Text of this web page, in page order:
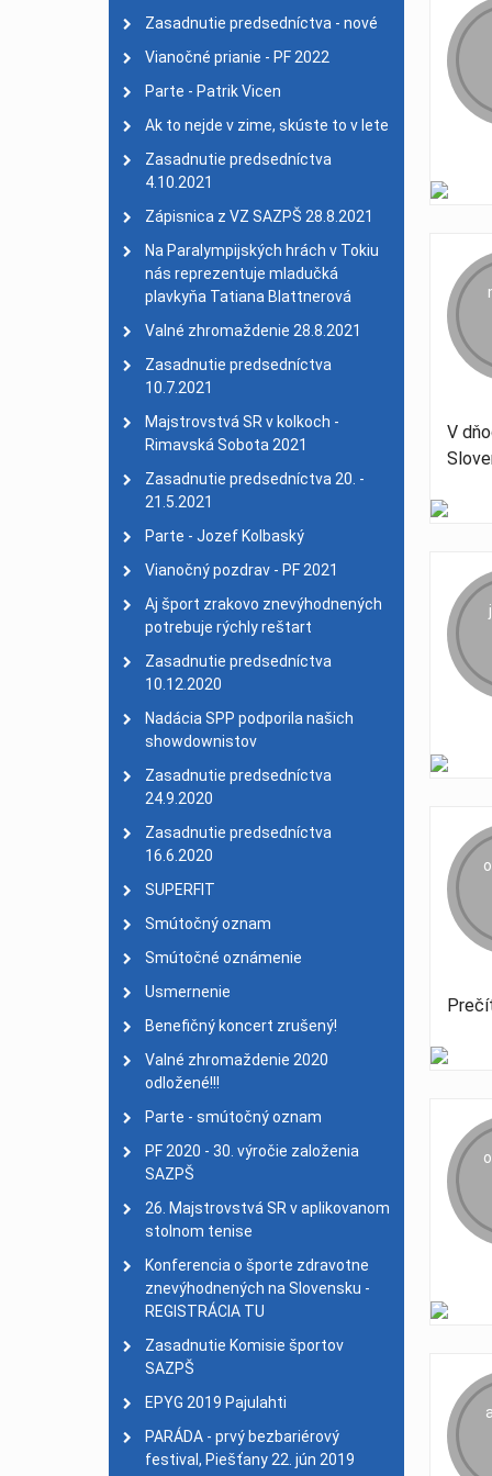
Na Paralympijských
2021
Valné zhromaždenie
Zasadnutie
Parte - Jozef Kolbaský
Aj šport zrakovo
Zasadnutie
Nadácia SPP podporila
Zasadnutie
SUPERFIT
| 22. máj
| 18.
Smútočné oznámenie
| 25. marec
Valné zhromaždenie
Parte - smútočný
PF 2020 - 30. výročie
26. Majstrovstvá SR v
Konferencia o športe
27. celoslovenský
PARÁDA - prvý
Veľký úspech
Nové stanovy SAZPŠ |
Mimoriadne valné
Na Chodník slávy
XII. ZPH -
ŠK NSŠ Delfín navštívil
MILAN LACKOVIČ
Delfíni si zopakovali
Nadácia Slovenského
Deň bez bariér
| 27.
Školenie rozhodcov v
25. výročie založenia
MS v halovom veslovaní
Bronzová Karinka z
MSR jednotlivcov v
Výsledky 3. MS IBSA v
Výsledky MSR v kolkoch
Zasadnutie predsedníctva - nové
Vianočné prianie - PF 2022
Parte - Patrik Vicen
Ak to nejde v zime, skúste to v lete
Zasadnutie predsedníctva
4.10.2021
Zápisnica z VZ SAZPŠ 28.8.2021
Na Paralympijských hrách v Tokiu
nás reprezentuje mladučká
plavkyňa Tatiana Blattnerová
Valné zhromaždenie 28.8.2021
Zasadnutie predsedníctva
10.7.2021
Majstrovstvá SR v kolkoch -
Rimavská Sobota 2021
Zasadnutie predsedníctva 20. -
21.5.2021
Parte - Jozef Kolbaský
Vianočný pozdrav - PF 2021
Aj šport zrakovo znevýhodnených
potrebuje rýchly reštart
Zasadnutie predsedníctva
10.12.2020
Nadácia SPP podporila našich
showdownistov
Zasadnutie predsedníctva
24.9.2020
Zasadnutie predsedníctva
16.6.2020
SUPERFIT
Smútočný oznam
Smútočné oznámenie
Usmernenie
Benefičný koncert zrušený!
Valné zhromaždenie 2020
odložené!!!
Parte - smútočný oznam
PF 2020 - 30. výročie založenia
SAZPŠ
26. Majstrovstvá SR v aplikovanom
stolnom tenise
Konferencia o športe zdravotne
znevýhodnených na Slovensku -
REGISTRÁCIA TU
Zasadnutie Komisie športov
SAZPŠ
EPYG 2019 Pajulahti
PARÁDA - prvý bezbariérový
festival, Piešťany 22. jún 2019
V